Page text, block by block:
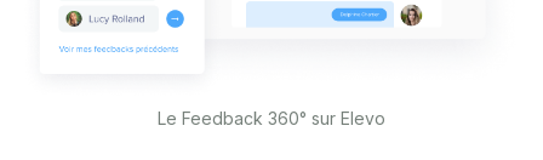
Le Feedback 360° sur Elevo